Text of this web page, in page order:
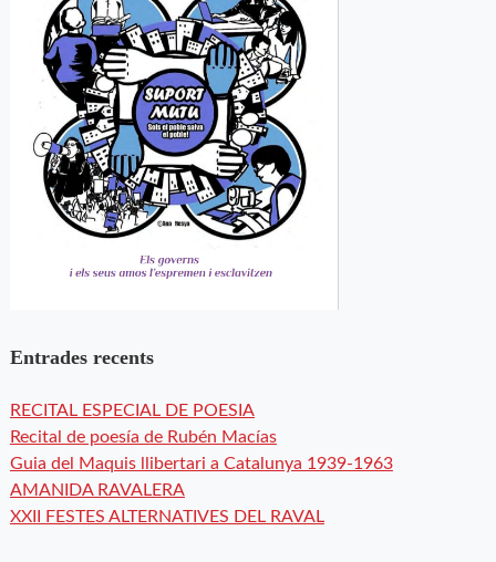
Entrades recents
RECITAL ESPECIAL DE POESIA
Recital de poesía de Rubén Macías
Guia del Maquis llibertari a Catalunya 1939-1963
AMANIDA RAVALERA
XXII FESTES ALTERNATIVES DEL RAVAL